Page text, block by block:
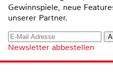
Gewinnspiele, neue
unserer Partner.
Newsletter abbestellen